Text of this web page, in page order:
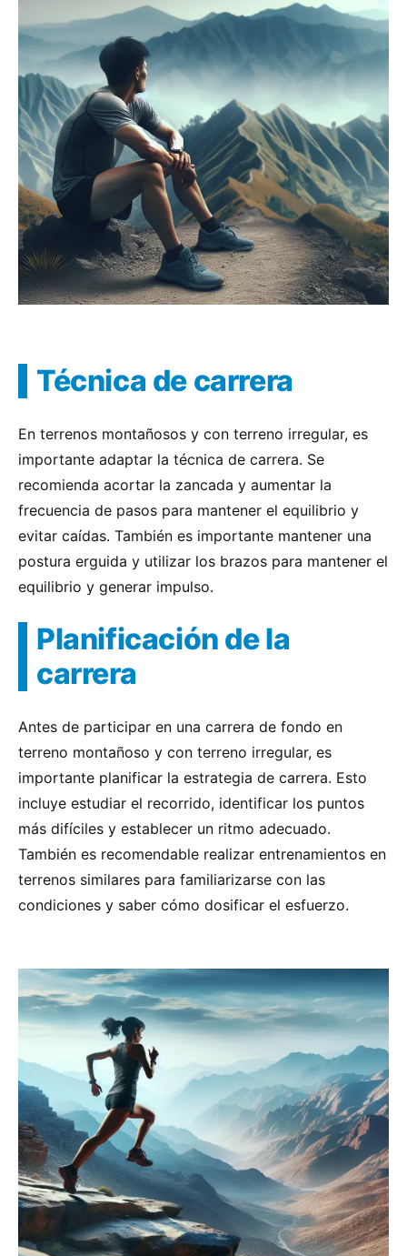
Técnica de carrera
En terrenos montañosos y con terreno irregular, es
importante adaptar la técnica de carrera. Se
recomienda acortar la zancada y aumentar la
frecuencia de pasos para mantener el equilibrio y
evitar caídas. También es importante mantener una
postura erguida y utilizar los brazos para mantener el
equilibrio y generar impulso.
Planificación de la
carrera
Antes de participar en una carrera de fondo en
terreno montañoso y con terreno irregular, es
importante planificar la estrategia de carrera. Esto
incluye estudiar el recorrido, identificar los puntos
más difíciles y establecer un ritmo adecuado.
También es recomendable realizar entrenamientos en
terrenos similares para familiarizarse con las
condiciones y saber cómo dosificar el esfuerzo.